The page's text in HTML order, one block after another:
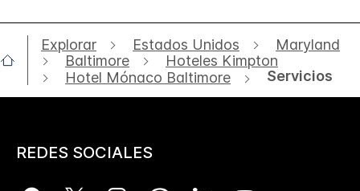
Explorar Estados Unidos
Maryland
Baltimore
Hoteles Kimpton
Hotel Mónaco Baltimore
Servicios
REDES SOCIALES